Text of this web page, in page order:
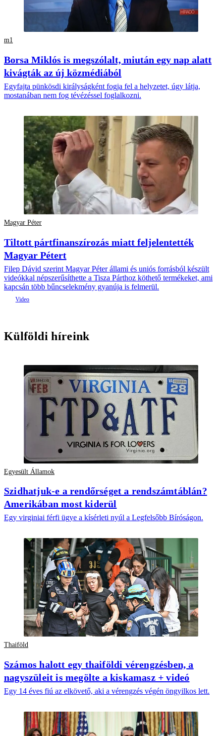
m1
Borsa Miklós is megszólalt, miután egy nap alatt
kivágták az új közmédiából
Egyfajta pünkösdi királyságként fogja fel a helyzetet, úgy látja,
mostanában nem fog tévézéssel foglalkozni.
Magyar Péter
Tiltott pártfinanszírozás miatt feljelentették
Magyar Pétert
Filep Dávid szerint Magyar Péter állami és uniós forrásból készült
videókkal népszerűsíthette a Tisza Párthoz köthető termékeket, ami
kapcsán több bűncselekmény gyanúja is felmerül.
Külföldi híreink
Egyesült Államok
Szidhatjuk-e a rendőrséget a rendszámtáblán?
Amerikában most kiderül
Egy virginiai férfi ügye a kísérleti nyúl a Legfelsőbb Bíróságon.
Thaiföld
Számos halott egy thaiföldi vérengzésben, a
nagyszüleit is megölte a kiskamasz + videó
Egy 14 éves fiú az elkövető, aki a vérengzés végén öngyilkos lett.